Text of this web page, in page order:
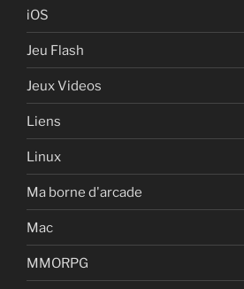
iOS
Jeu Flash
Jeux Videos
Liens
Linux
Ma borne d'arcade
Mac
MMORPG